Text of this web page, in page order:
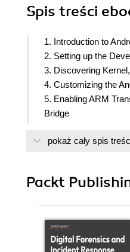
Spis treści
1. Introduction to
2. Setting up the
3. Discovering
4. Customizing the
5. Enabling ARM
Bridge
Customized Ramdisk
9. Booting Up
Interfaces
12. Introducing
pokaż cały spis
Packt